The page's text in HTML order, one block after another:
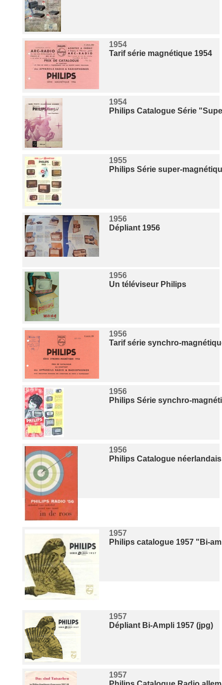
1954
Tarif série magnétique 1954
1954
Philips Catalogue Série
1955
Philips Série super-
1956
Dépliant 1956
1956
Un téléviseur Philips
1956
Tarif série synchro-
1956
Philips Série synchro-
1956
Philips Catalogue
1957
Philips catalogue 1957 "Bi-
1957
Dépliant Bi-Ampli 1957 (jpg)
1957